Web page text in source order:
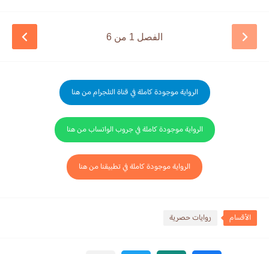
الفصل 1 من 6
الرواية موجودة كاملة في قناة التلجرام من هنا
الرواية موجودة كاملة في جروب الواتساب من هنا
الرواية موجودة كاملة في تطبيقنا من هنا
الأقسام روايات حصرية